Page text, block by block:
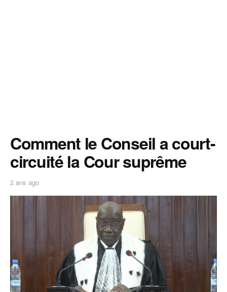
Comment le Conseil a court-
circuité la Cour suprême
2 ans ago